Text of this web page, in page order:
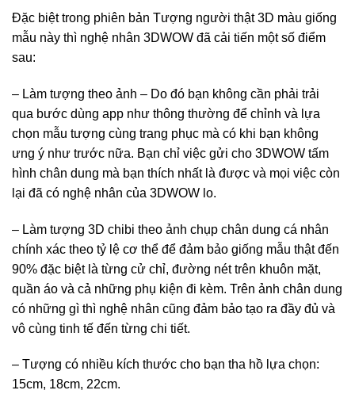
Đặc biệt trong phiên bản Tượng người thật 3D màu giống
mẫu này thì nghệ nhân 3DWOW đã cải tiến một số điểm
sau:
– Làm tượng theo ảnh – Do đó bạn không cần phải trải
qua bước dùng app như thông thường để chỉnh và lựa
chọn mẫu tượng cùng trang phục mà có khi bạn không
ưng ý như trước nữa. Bạn chỉ việc gửi cho 3DWOW tấm
hình chân dung mà bạn thích nhất là được và mọi việc còn
lại đã có nghệ nhân của 3DWOW lo.
– Làm tượng 3D chibi theo ảnh chụp chân dung cá nhân
chính xác theo tỷ lệ cơ thể để đảm bảo giống mẫu thật đến
90% đặc biệt là từng cử chỉ, đường nét trên khuôn mặt,
quần áo và cả những phụ kiện đi kèm. Trên ảnh chân dung
có những gì thì nghệ nhân cũng đảm bảo tạo ra đầy đủ và
vô cùng tinh tế đến từng chi tiết.
– Tượng có nhiều kích thước cho bạn tha hồ lựa chọn:
15cm, 18cm, 22cm.